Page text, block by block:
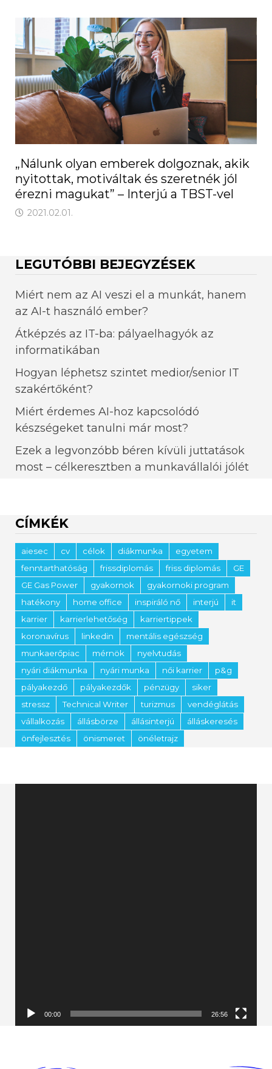
„Nálunk olyan emberek dolgoznak, akik
nyitottak, motiváltak és szeretnék jól
érezni magukat” – Interjú a TBST-vel
2021.02.01.
LEGUTÓBBI BEJEGYZÉSEK
Miért nem az AI veszi el a munkát, hanem
az AI-t használó ember?
Átképzés az IT-ba: pályaelhagyók az
informatikában
Hogyan léphetsz szintet medior/senior IT
szakértőként?
Miért érdemes AI-hoz kapcsolódó
készségeket tanulni már most?
Ezek a legvonzóbb béren kívüli juttatások
most – célkeresztben a munkavállalói jólét
CÍMKÉK
aiesec cv célok diákmunka
egyetem
fenntarthatóság
frissdiplomás friss diplomás
GE
GE Gas Power
gyakornok
gyakornoki program
hatékony
home office inspiráló nő interjú
it
karrier
karrierlehetőség
karriertippek
koronavírus
linkedin
mentális egészség
munkaerőpiac
mérnök
nyelvtudás
nyári diákmunka
nyári munka női karrier
p&g
pályakezdő
pályakezdők pénzügy
siker
stressz
Technical Writer turizmus
vendéglátás
vállalkozás
állásbörze állásinterjú
álláskeresés
önfejlesztés
önismeret önéletrajz
00:00 26:56